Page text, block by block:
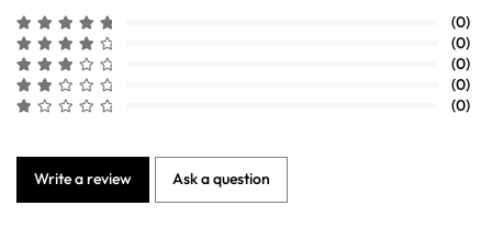
(0)
(0)
(0)
(0)
(0)
Write a review Ask a question